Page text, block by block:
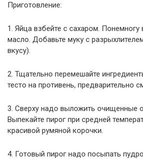
Приготовление:
1. Яйца взбейте с сахаром. Понемногу
масло. Добавьте муку с
вкусу).
2. Тщательно перемешайте
тесто на противень, предварительно
3. Сверху надо выложить очищенные
Выпекайте пирог при средней
красивой румяной корочки.
4. Готовый пирог надо посыпать